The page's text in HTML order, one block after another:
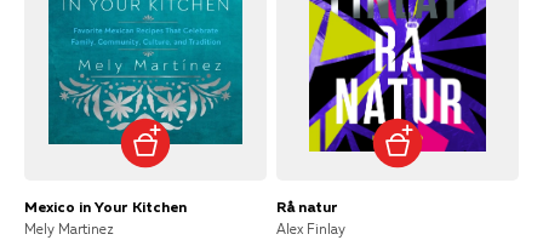
Mexico in Your Kitchen
Mely Martinez
Rå natur
Alex Finlay